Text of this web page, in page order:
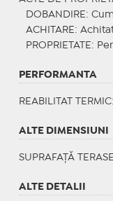
DOBANDIRE :
ACHITARE :
PROPRIETATE :
PERFORMANTA
REABILITAT TERMIC
ALTE DIMENSIUNI
SUPRAFAȚĂ
ALTE DETALII